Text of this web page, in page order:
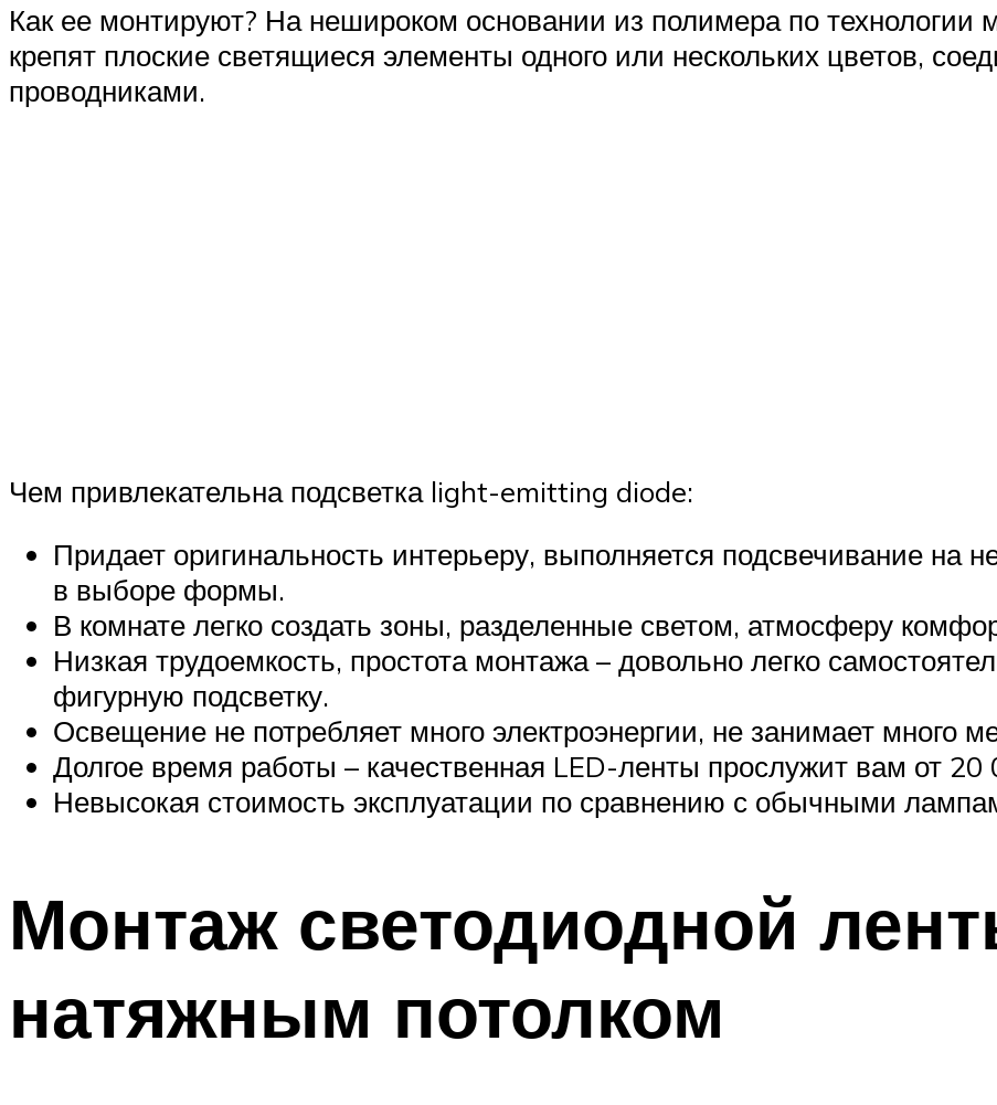
Как ее монтируют? На нешироком основании из полимера по технологии
крепят плоские светящиеся элементы одного или нескольких цветов,
проводниками.
Чем привлекательна подсветка light-emitting diode:
Придает оригинальность интерьеру, выполняется подсвечивание на
в выборе формы.
В комнате легко создать зоны, разделенные светом, атмосферу
Низкая трудоемкость, простота монтажа – довольно легко
фигурную подсветку.
Освещение не потребляет много электроэнергии, не занимает много
Долгое время работы – качественная LED-ленты прослужит вам от
Невысокая стоимость эксплуатации по сравнению с обычными
Монтаж светодиодной
натяжным потолком